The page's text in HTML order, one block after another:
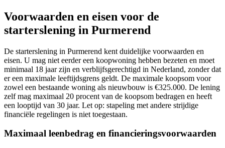
Voorwaarden en eisen voor de
starterslening in Purmerend
De starterslening in Purmerend kent duidelijke voorwaarden en
eisen. U mag niet eerder een koopwoning hebben bezeten en moet
minimaal 18 jaar zijn en verblijfsgerechtigd in Nederland, zonder dat
er een maximale leeftijdsgrens geldt. De maximale koopsom voor
zowel een bestaande woning als nieuwbouw is €325.000. De lening
zelf mag maximaal 20 procent van de koopsom bedragen en heeft
een looptijd van 30 jaar. Let op: stapeling met andere strijdige
financiële regelingen is niet toegestaan.
Maximaal leenbedrag en financieringsvoorwaarden